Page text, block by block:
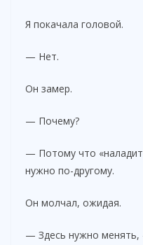
Я покачала головой.
— Нет.
Он замер.
— Почему?
— Потому что
нужно по-другому.
Он молчал, ожидая.
— Здесь нужно